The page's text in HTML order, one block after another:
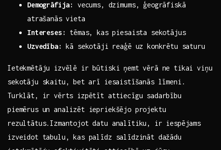
Demogrāfija:
vecums, dzimums, ģeogrāfiskā
atrašanās vieta
Intereses:
tēmas, kas piesaista sekotājus
Uzvedība: kā sekotāji reaģē uz konkrētu saturu
Ietekmētāju izvēlē ir būtiski ņemt vērā ne tikai viņu
sekotāju skaitu, ⁣bet arī ‍iesaistīšanās līmeni.​
Turklāt, ir vērts izpētīt‍ attiecīgu sadarbību
piemērus un analizēt iepriekšējo projektu⁢
rezultātus.Izmantojot datu analītiku, ir iespējams
izveidot tabulu, kas palīdz salīdzināt dažādu